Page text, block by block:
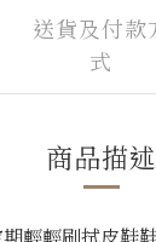
送貨及付款
式
商品描述